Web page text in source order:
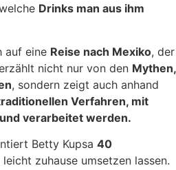
Drinks man aus ihm
auf eine Reise nach Mexiko, der
nicht nur von den Mythen,
, sondern zeigt auch anhand
Verfahren, mit
verarbeitet werden.
Betty Kupsa 40
zuhause umsetzen lassen.